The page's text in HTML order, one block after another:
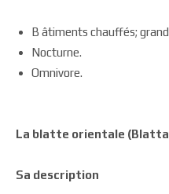
B âtiments chauffés;
Nocturne.
Omnivore.
La blatte orientale
Sa description